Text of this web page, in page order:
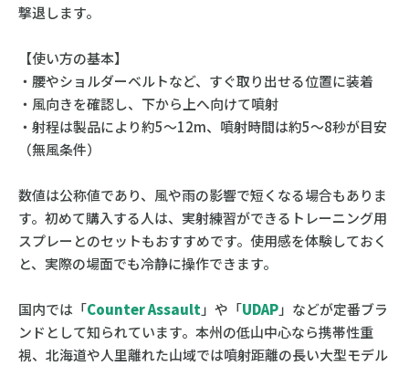
撃退します。
【使い方の基本】
・腰やショルダーベルトなど、すぐ取り出せる位置に装着
・風向きを確認し、下から上へ向けて噴射
・射程は製品により約5〜12m、噴射時間は約5〜8秒が目安
（無風条件）
数値は公称値であり、風や雨の影響で短くなる場合もありま
す。初めて購入する人は、実射練習ができるトレーニング用
スプレーとのセットもおすすめです。使用感を体験しておく
と、実際の場面でも冷静に操作できます。
国内では「Counter Assault 」や「UDAP」などが定番ブラ
ンドとして知られています。本州の低山中心なら携帯性重
視、北海道や人里離れた山域では噴射距離の長い大型モデル